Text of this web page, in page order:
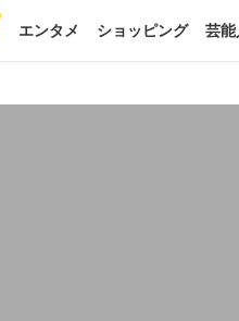
エンタメ ショッピング 芸能